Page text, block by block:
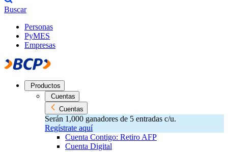
Buscar
Personas
PyMES
Empresas
Productos
Cuentas
Cuentas
Serán 1,000 ganadores de 5 entradas c/u.
Regístrate aquí
Cuenta Contigo: Retiro AFP
Cuenta Digital